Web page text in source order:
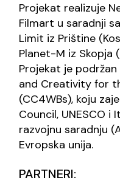
Projekat realizuje
Filmart u saradnji
Limit iz Prištine
Planet-M iz Skopja
Projekat je
and Creativity for
(CC4WBs), koju
Council, UNESCO i
razvojnu saradnju
Evropska unija.
PARTNERI: